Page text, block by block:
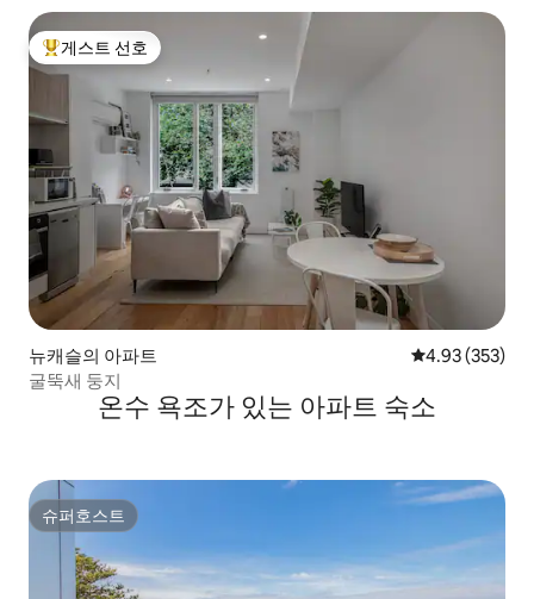
상위 게스트 선호
게스트 선호
뉴캐슬의 아파트 평점 4.93점(5
4.93 (353)
굴뚝새 둥지
온수 욕조가 있는 아파트 숙소
슈퍼호스트
슈퍼호스트